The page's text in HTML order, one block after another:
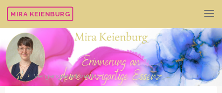
MIRA KEIENBURG
Vergangene Events